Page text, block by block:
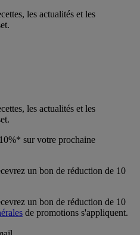
les actualités et les
les actualités et les
sur votre prochaine
un bon de réduction de 10
un bon de réduction de 10
de promotions s'appliquent.